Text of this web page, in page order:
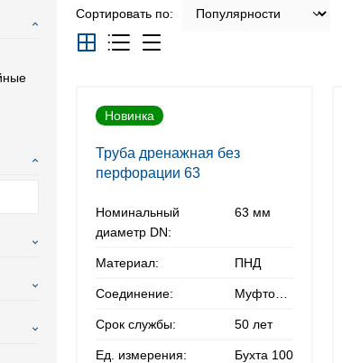
Сортировать по:
Новинка
Труба дренажная без
перфорации 63
Номинальный
диаметр DN:
63 мм
Материал: ПНД
Соединение: Муфтовое
Срок службы: 50 лет
Ед. измерения:
Бухта 100